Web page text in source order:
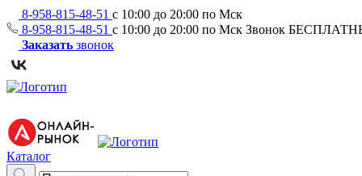
8-958-815-48-51 с 10:00 до 20:00 по Мск
8-958-815-48-51 с 10:00 до 20:00 по Мск Звонок
Заказать звонок
Каталог